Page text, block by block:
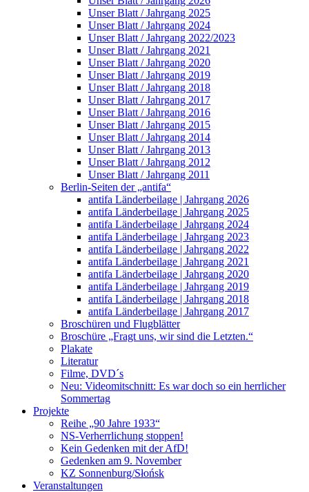
Unser Blatt / Jahrgang 2025
Unser Blatt / Jahrgang 2024
Unser Blatt / Jahrgang 2022/2023
Unser Blatt / Jahrgang 2021
Unser Blatt / Jahrgang 2020
Unser Blatt / Jahrgang 2019
Unser Blatt / Jahrgang 2018
Unser Blatt / Jahrgang 2017
Unser Blatt / Jahrgang 2016
Unser Blatt / Jahrgang 2015
Unser Blatt / Jahrgang 2014
Unser Blatt / Jahrgang 2013
Unser Blatt / Jahrgang 2012
Unser Blatt / Jahrgang 2011
Berlin-Seiten der „antifa“
antifa Länderbeilage | Jahrgang 2026
antifa Länderbeilage | Jahrgang 2025
antifa Länderbeilage | Jahrgang 2024
antifa Länderbeilage | Jahrgang 2023
antifa Länderbeilage | Jahrgang 2022
antifa Länderbeilage | Jahrgang 2021
antifa Länderbeilage | Jahrgang 2020
antifa Länderbeilage | Jahrgang 2019
antifa Länderbeilage | Jahrgang 2018
antifa Länderbeilage | Jahrgang 2017
Broschüren und Flugblätter
Broschüre „Fragt uns, wir sind die Letzten.“
Plakate
Literatur
Filme, DVD´s
Neu: Videomitschnitt: Es war doch so ein herrlicher
Sommertag
Projekte
Reihe „90 Jahre 1933“
NS-Verherrlichung stoppen!
Kein Gedenken mit der AfD!
Gedenken am 9. November
KZ Sonnenburg/Słońsk
Veranstaltungen